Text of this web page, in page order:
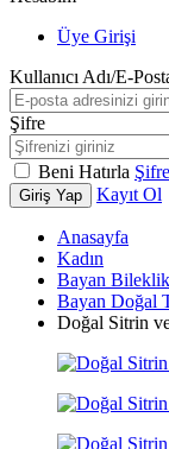
Üye Girişi
Kullanıcı Adı/E-
Şifre
Beni Hatırla
Giriş Yap Kayıt Ol
Anasayfa
Kadın
Bayan
Bayan Doğal
Doğal Sitrin